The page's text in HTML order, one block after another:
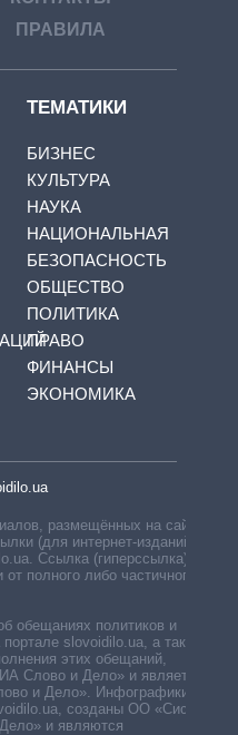
ПРАВИЛА
ТЕМАТИКИ
БИЗНЕС
КУЛЬТУРА
НАУКА
НАЦИОНАЛЬНАЯ
БЕЗОПАСНОСТЬ
ОБЩЕСТВО
ПОЛИТИКА
ПРАВО
ФИНАНСЫ
ЭКОНОМИКА
размещённых на сайте,
(для интернет-изданий —
Ссылка (гиперссылка)
полного либо частичного
обещаниях политиков и
slovoidilo.ua, а также
этих обещаний,
Слово и Дело» и является
и Дело». Инфографики,
созданы ОО «Система
и являются